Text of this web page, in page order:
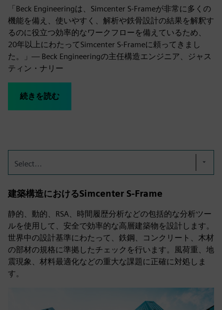
「Beck Engineeringは、Simcenter S-Frameが非常に多くの
機能を備え、使いやすく、解析や鉄骨設計の結果を解釈す
るのに役立つ効率的なワークフローを備えているため、
20年以上にわたってSimcenter S-Frameに頼ってきまし
た。」— Beck Engineeringの主任構造エンジニア、ジャス
ティン・ナリー
続きを読む
Select...
建築構造におけるSimcenter S-Frame
静的、動的、RSA、時間履歴分析などの包括的な分析ツー
ルを使用して、安全で効率的な高層建築物を設計します。
世界中の設計基準にわたって、鉄鋼、コンクリート、木材
の部材の規格に準拠したチェックを行います。風荷重、地
震現象、材料最適化などの重大な課題に正確に対処しま
す。